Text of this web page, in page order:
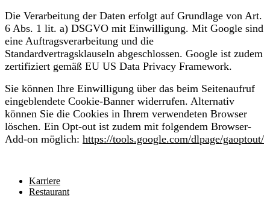
Die Verarbeitung der Daten erfolgt auf Grundlage von Art.
6 Abs. 1 lit. a) DSGVO mit Einwilligung. Mit Google sind
eine Auftragsverarbeitung und die
Standardvertragsklauseln abgeschlossen. Google ist zudem
zertifiziert gemäß EU US Data Privacy Framework.
Sie können Ihre Einwilligung über das beim Seitenaufruf
eingeblendete Cookie-Banner widerrufen. Alternativ
können Sie die Cookies in Ihrem verwendeten Browser
löschen. Ein Opt-out ist zudem mit folgendem Browser-
Add-on möglich: https://tools.google.com/dlpage/gaoptout/
Karriere
Restaurant